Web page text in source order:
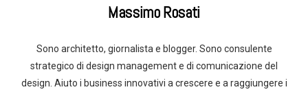
Massimo Rosati
Sono architetto, giornalista e blogger. Sono consulente
strategico di design management e di comunicazione del
design. Aiuto i business innovativi a crescere e a raggiungere i